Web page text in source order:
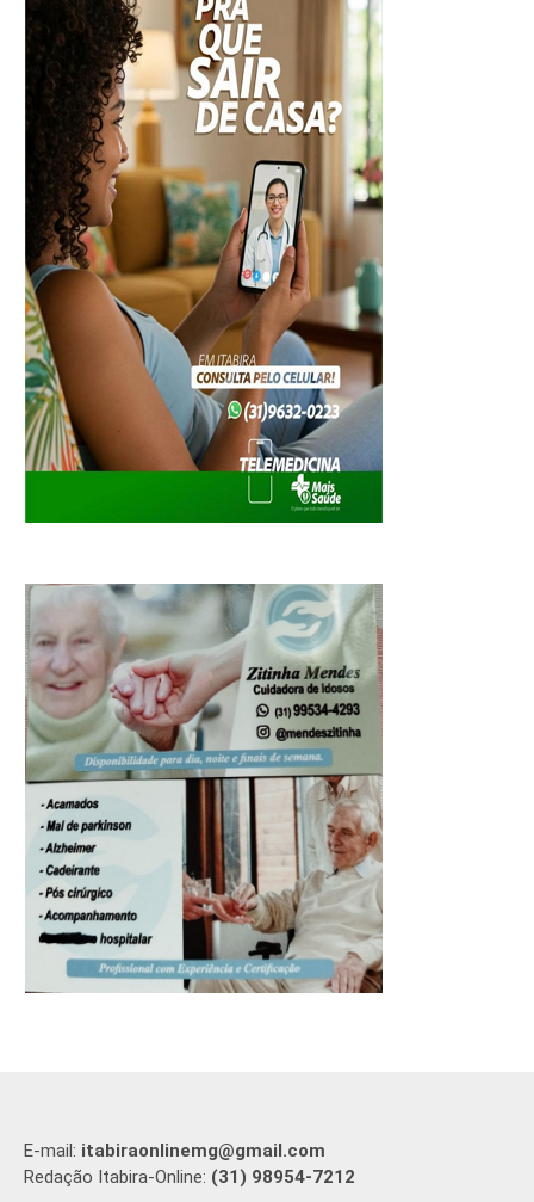
E-mail: itabiraonlinemg@gmail.com
Redação Itabira-Online: (31) 98954-7212